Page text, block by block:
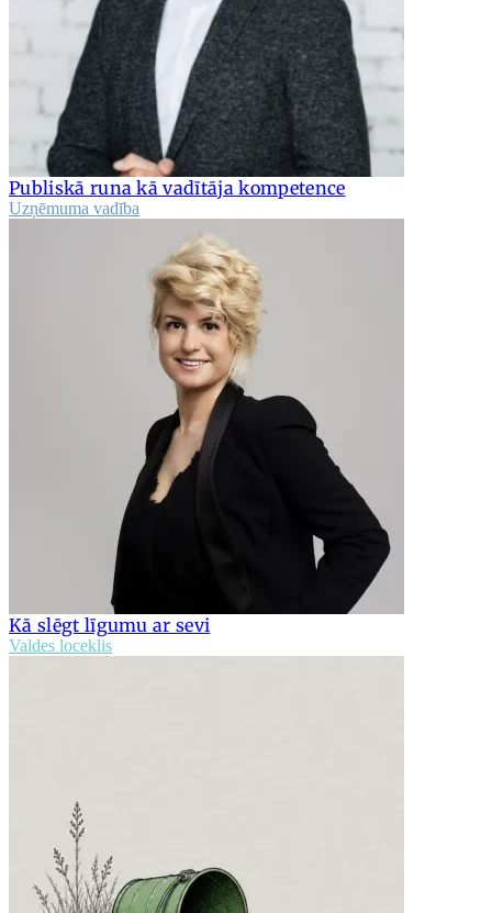
Publiskā runa kā vadītāja kompetence
Uzņēmuma vadība
Kā slēgt līgumu ar sevi
Valdes loceklis